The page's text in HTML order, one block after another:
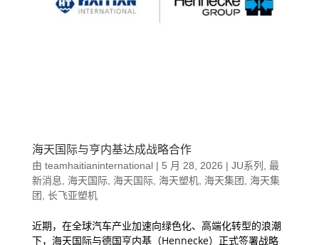
海天国际与亨内基达成战略合作
由 teamhaitianinternational| 5 月 28, 2026 | JU系列
最
新消息
海天国际, 海天国际, 海天塑机, 海天集团
海天集
团
长飞亚塑机
近期，在全球汽车产业加速向绿色化、高端化转型的浪潮
下，海天国际与德国亨内基（Hennecke）正式签署战略